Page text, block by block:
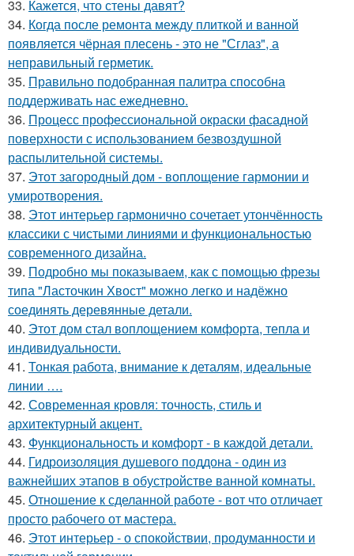
33. Кажется, что стены давят?
34. Когда после ремонта между плиткой и ванной
появляется чёрная плесень - это не "Сглаз", а
неправильный герметик.
35. Правильно подобранная палитра способна
поддерживать нас ежедневно.
36. Процесс профессиональной окраски фасадной
поверхности с использованием безвоздушной
распылительной системы.
37. Этот загородный дом - воплощение гармонии и
умиротворения.
38. Этот интерьер гармонично сочетает утончённость
классики с чистыми линиями и функциональностью
современного дизайна.
39. Подробно мы показываем, как с помощью фрезы
типа "Ласточкин Хвост" можно легко и надёжно
соединять деревянные детали.
40. Этот дом стал воплощением комфорта, тепла и
индивидуальности.
41. Тонкая работа, внимание к деталям, идеальные
линии ….
42. Современная кровля: точность, стиль и
архитектурный акцент.
43. Функциональность и комфорт - в каждой детали.
44. Гидроизоляция душевого поддона - один из
важнейших этапов в обустройстве ванной комнаты.
45. Отношение к сделанной работе - вот что отличает
просто рабочего от мастера.
46. Этот интерьер - о спокойствии, продуманности и